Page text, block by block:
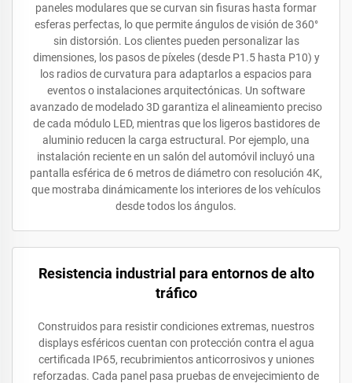
paneles modulares que se curvan sin fisuras hasta formar
esferas perfectas, lo que permite ángulos de visión de 360°
sin distorsión. Los clientes pueden personalizar las
dimensiones, los pasos de píxeles (desde P1.5 hasta P10) y
los radios de curvatura para adaptarlos a espacios para
eventos o instalaciones arquitectónicas. Un software
avanzado de modelado 3D garantiza el alineamiento preciso
de cada módulo LED, mientras que los ligeros bastidores de
aluminio reducen la carga estructural. Por ejemplo, una
instalación reciente en un salón del automóvil incluyó una
pantalla esférica de 6 metros de diámetro con resolución 4K,
que mostraba dinámicamente los interiores de los vehículos
desde todos los ángulos.
Resistencia industrial para entornos de alto
tráfico
Construidos para resistir condiciones extremas, nuestros
displays esféricos cuentan con protección contra el agua
certificada IP65, recubrimientos anticorrosivos y uniones
reforzadas. Cada panel pasa pruebas de envejecimiento de